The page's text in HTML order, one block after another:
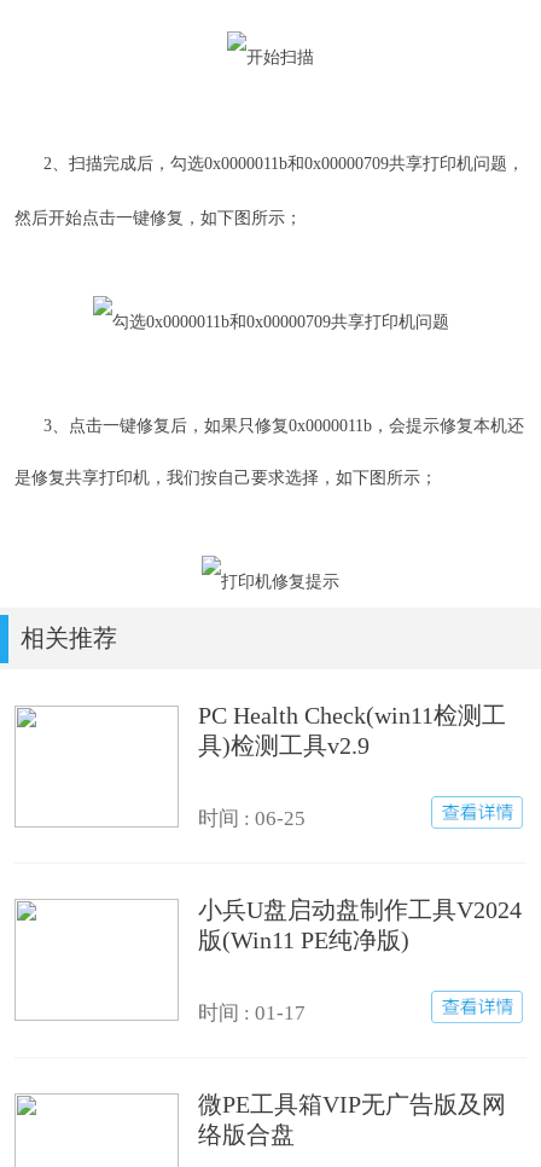
2、扫描完成后，勾选0x0000011b和0x00000709共享打印机问题，
然后开始点击一键修复，如下图所示；
3、点击一键修复后，如果只修复0x0000011b，会提示修复本机还
是修复共享打印机，我们按自己要求选择，如下图所示；
相关推荐
PC Health Check(win11检测工
具)检测工具v2.9
时间 : 06-25
小兵U盘启动盘制作工具V2024
版(Win11 PE纯净版)
时间 : 01-17
微PE工具箱VIP无广告版及网
络版合盘